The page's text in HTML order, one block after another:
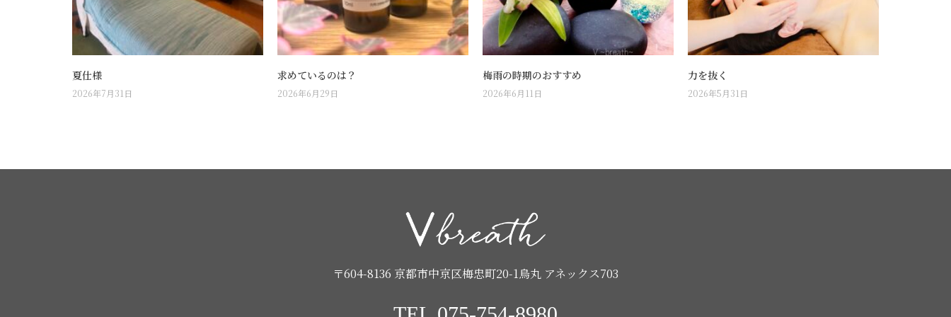
夏仕様
2026年7月31日
求めているのは？
2026年6月29日
梅雨の時期のおすすめ
2026年6月11日
力を抜く
2026年5月31日
〒604-8136 京都市中京区梅忠町20-1烏丸 アネックス703